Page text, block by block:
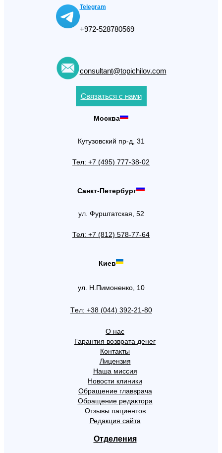
Telegram
+972-528780569
consultant@topichilov.com
Связаться с нами
Москва
Кутузовский пр-д, 31
Тел: +7 (495) 777-38-02
Санкт-Петербург
ул. Фурштатская, 52
Тел: +7 (812) 578-77-64
Киев
ул. Н.Пимоненко, 10
Tел: +38 (044) 392-21-80
О нас
Гарантия возврата денег
Контакты
Лицензия
Наша миссия
Новости клиники
Обращение главврача
Обращение редактора
Отзывы пациентов
Редакция сайта
Отделения